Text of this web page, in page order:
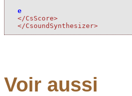
e
</CsScore>
</CsoundSynthesizer>
Voir aussi